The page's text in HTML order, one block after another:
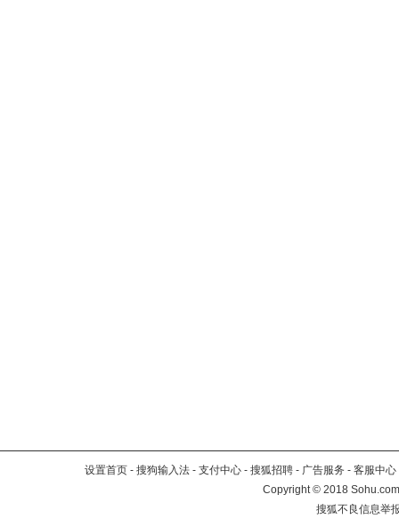
设置首页 - 搜狗输入法 - 支付中心 - 搜狐招聘 - 广告服务 - 客服中心
Copyright©2018
搜狐不良信息举